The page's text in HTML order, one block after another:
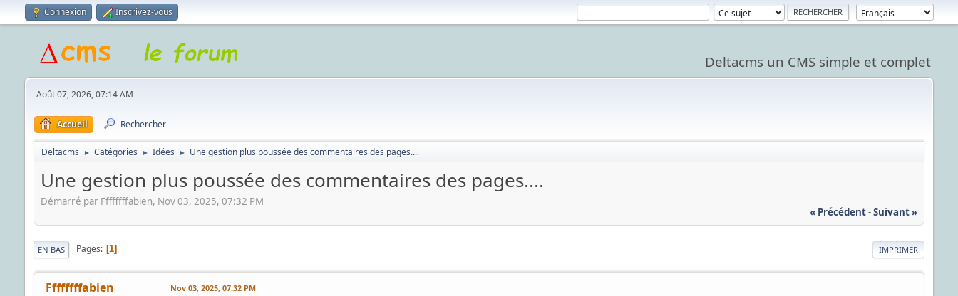
Connexion Inscrivez-vous
Deltacms un CMS simple et complet
Août 07, 2026, 07:14 AM
Accueil Rechercher
Deltacms ► Catégories ► Idées ► Une gestion plus poussée des commentaires des pages....
Une gestion plus poussée des commentaires des pages....
Démarré par Ffffffffabien, Nov 03, 2025, 07:32 PM
« Précédent-Suivant »
IMPRIMER
EN BAS Pages 1
Ffffffffabien Nov 03, 2025, 07:32 PM